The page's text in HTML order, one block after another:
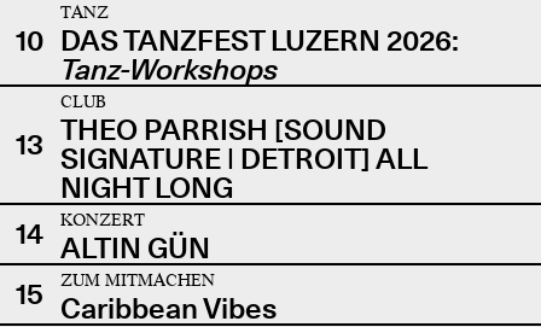
10
TANZ
DAS TANZFEST LUZERN 2026:
Tanz-Workshops
13
CLUB
THEO PARRISH [SOUND
SIGNATURE | DETROIT] ALL
NIGHT LONG
14
KONZERT
ALTIN GÜN
15
ZUM MITMACHEN
Caribbean Vibes